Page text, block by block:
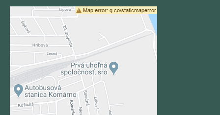
Externý obsah je blokovaný Voľbami
súkromia
Prajete si načítať externý obsah?
Povoliť tentokrát
Povoliť a zapamätať - súhlas s